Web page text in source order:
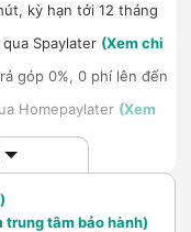
kỳ hạn tới 12 tháng
Spaylater (Xem chi
góp 0%, 0 phí lên đến
Homepaylater (Xem
trung tâm bảo hành)